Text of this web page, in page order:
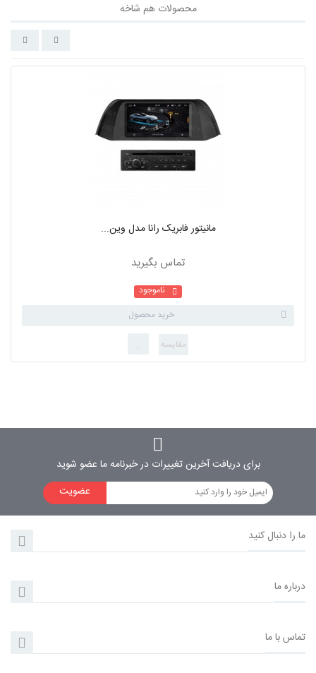
محصولات هم شاخه
مانیتور فابریک رانا مدل وین...
تماس بگیرید
ناموجود
خرید محصول
برای دریافت آخرین تغییرات در خبرنامه ما عضو شوید
عضویت
ما را دنبال کنید
درباره ما
تماس با ما